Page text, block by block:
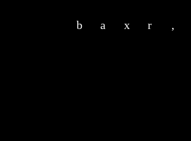
b a x r ,